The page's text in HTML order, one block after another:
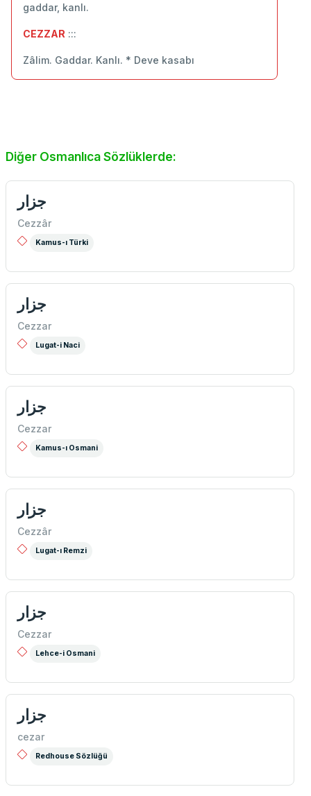
gaddar, kanlı.
CEZZAR :::
Zâlim. Gaddar. Kanlı. * Deve kasabı
Diğer Osmanlıca Sözlüklerde:
جزار
Cezzâr
Kamus-ı Türki
جزار
Cezzar
Lugat-i Naci
جزار
Cezzar
Kamus-ı Osmani
جزار
Cezzâr
Lugat-ı Remzi
جزار
Cezzar
Lehce-i Osmani
جزار
cezar
Redhouse Sözlüğü